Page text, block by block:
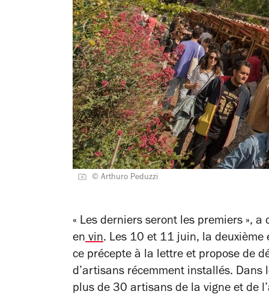
© Arthuro Peduzzi
« Les derniers seront les premiers »,
en vin. Les 10 et 11 juin, la deuxième
ce précepte à la lettre et propose de
d’artisans récemment installés. Dans
plus de 30 artisans de la vigne et de